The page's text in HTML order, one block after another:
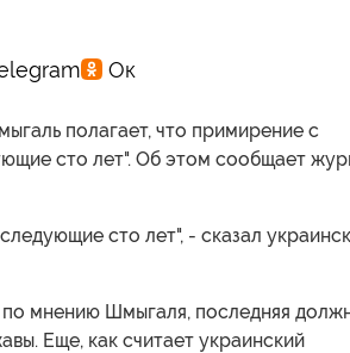
полагает, что примирение с
сто лет". Об этом сообщает
сто лет", - сказал
мнению Шмыгаля, последняя
Еще, как считает украинский